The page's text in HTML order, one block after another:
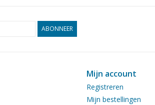
Bijzonderheden
artek 4359
ABONNEER
Mijn account
Registreren
Mijn bestellingen